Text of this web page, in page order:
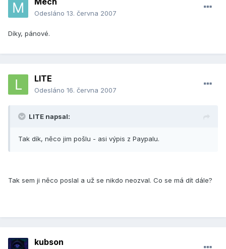
Odesláno 13. června 2007
Díky, pánové.
LITE
Odesláno 16. června 2007
LITE napsal:
Tak dík, něco jim pošlu - asi výpis z Paypalu.
Tak sem ji něco poslal a už se nikdo neozval. Co se má dít dále?
kubson